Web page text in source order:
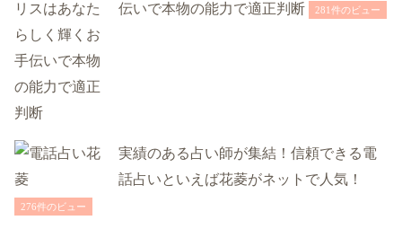
伝いで本物の能力で適正判断
281件のビュー
実績のある占い師が集結！信頼できる電
話占いといえば花菱がネットで人気！
276件のビュー